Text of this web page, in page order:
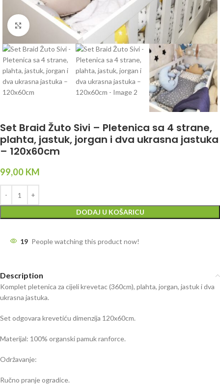
Click to enlarge
Set Braid Žuto Sivi – Pletenica sa 4 strane,
plahta, jastuk, jorgan i dva ukrasna jastuka
– 120x60cm
99,00 KM
DODAJ U KOŠARICU
19 People watching this product now!
Description
Komplet pletenica za cijeli krevetac (360cm), plahta, jorgan, jastuk i dva
ukrasna jastuka.
Set odgovara krevetiću dimenzija 120x60cm.
Materijal: 100% organski pamuk ranforce.
Održavanje:
Ručno pranje ogradice.